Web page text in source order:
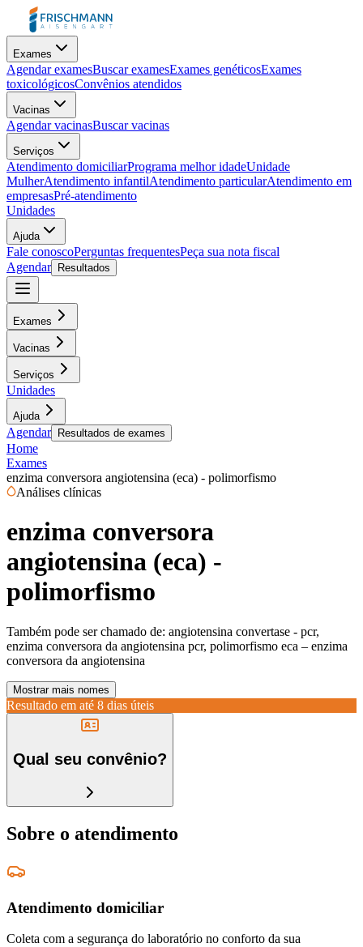
Exames
Agendar examesBuscar examesExames genéticosExames
toxicológicosConvênios atendidos
Vacinas
Agendar vacinasBuscar vacinas
Serviços
Atendimento domiciliarPrograma melhor idadeUnidade
MulherAtendimento infantilAtendimento particularAtendimento em
empresasPré-atendimento
Unidades
Ajuda
Fale conoscoPerguntas frequentesPeça sua nota fiscal
Agendar
Resultados
Exames
Vacinas
Serviços
Unidades
Ajuda
Agendar Resultados de exames
Home
Exames
enzima conversora angiotensina (eca) - polimorfismo
Análises clínicas
enzima conversora
angiotensina (eca) -
polimorfismo
Também pode ser chamado de: angiotensina convertase - pcr,
enzima conversora da angiotensina pcr, polimorfismo eca – enzima
conversora da angiotensina
Mostrar mais nomes
Resultado em até 8 dias úteis
Qual seu convênio?
Sobre o atendimento
Atendimento domiciliar
Coleta com a segurança do laboratório no conforto da sua